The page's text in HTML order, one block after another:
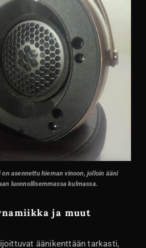
asennettu hieman vinoon, jolloin ääni
luonnollisemmassa kulmassa.
ja muut
äänikenttään tarkasti,